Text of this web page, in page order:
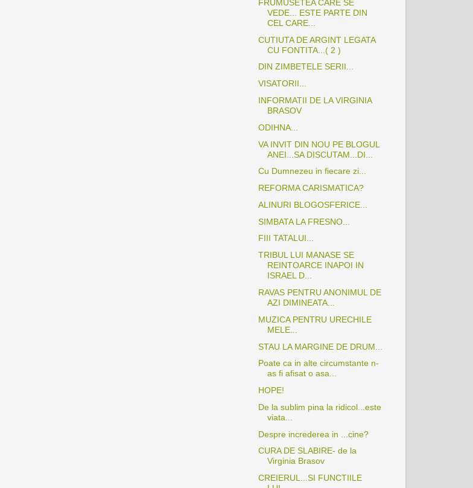
FRUMUSETEA CARE SE
VEDE... ESTE PARTE DIN
CEL CARE...
CUTIUTA DE ARGINT LEGATA
CU FONTITA...( 2 )
DIN ZIMBETELE SERII...
VISATORII...
INFORMATII DE LA VIRGINIA
BRASOV
ODIHNA...
VA INVIT DIN NOU PE BLOGUL
ANEI...SA DISCUTAM...DI...
Cu Dumnezeu in fiecare zi...
REFORMA CARISMATICA?
ALINURI BLOGOSFERICE...
SIMBATA LA FRESNO...
FIII TATALUI...
TRIBUL LUI MANASE SE
REINTOARCE INAPOI IN
ISRAEL D...
RAVAS PENTRU ANONIMUL DE
AZI DIMINEATA...
MUZICA PENTRU URECHILE
MELE...
STAU LA MARGINE DE DRUM...
Poate ca in alte circumstante n-
as fi afisat o asa...
HOPE!
De la sublim pina la ridicol...este
viata...
Despre increderea in ...cine?
CURA DE SLABIRE- de la
Virginia Brasov
CREIERUL...SI FUNCTIILE